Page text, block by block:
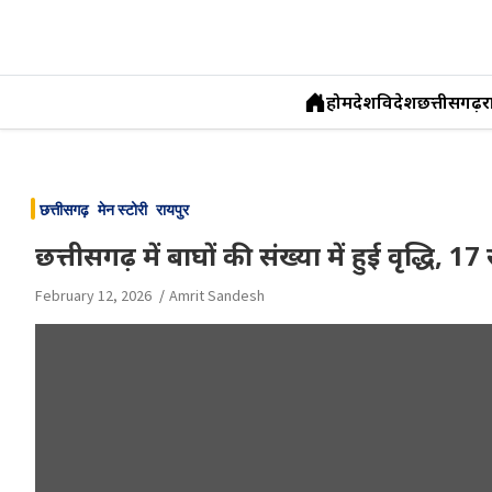
content
होमदेशविदेशछत्तीसगढ़
छत्तीसगढ़ मेन स्टोरी रायपुर
छत्तीसगढ़ में बाघों की संख्या में हुई वृद्धि,
February 12, 2026 Amrit Sandesh